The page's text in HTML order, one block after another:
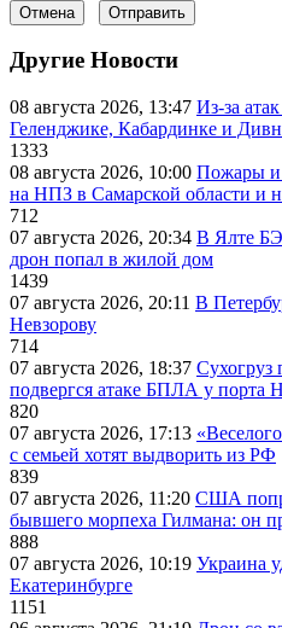
Отмена Отправить
Другие Новости
08 августа 2026, 13:47 Из-за
Геленджике, Кабардинке и
1333
08 августа 2026, 10:00 Пожары и
на НПЗ в Самарской области и
712
07 августа 2026, 20:34 В Ялте
дрон попал в жилой дом
1439
07 августа 2026, 20:11 В
Невзорову
714
07 августа 2026, 18:37 Сухогруз
подвергся атаке БПЛА у порта
820
07 августа 2026, 17:13
с семьей хотят выдворить из РФ
839
07 августа 2026, 11:20 США
бывшего морпеха Гилмана: он
888
07 августа 2026, 10:19 Украина
Екатеринбурге
1151